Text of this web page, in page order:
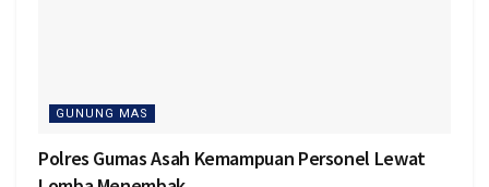
GUNUNG MAS
Polres Gumas Asah Kemampuan Personel Lewat